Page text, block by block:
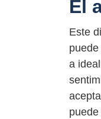
El
Este
a